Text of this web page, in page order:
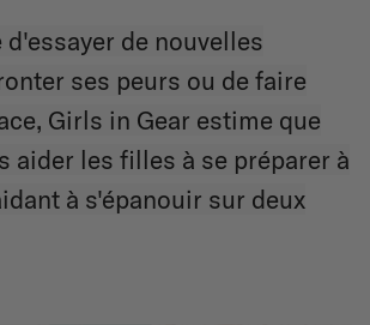
de nouvelles
ses peurs ou de faire
Girls in Gear estime que
aider les filles à se préparer à
à s'épanouir sur deux